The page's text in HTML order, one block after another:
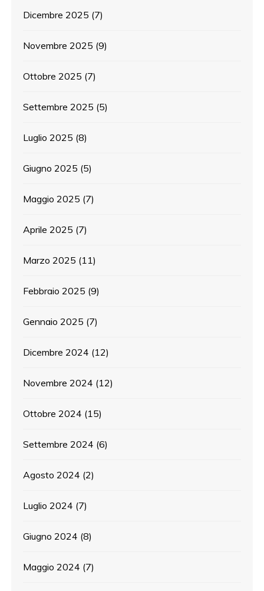
Dicembre 2025 (7)
Novembre 2025 (9)
Ottobre 2025 (7)
Settembre 2025 (5)
Luglio 2025 (8)
Giugno 2025 (5)
Maggio 2025 (7)
Aprile 2025 (7)
Marzo 2025 (11)
Febbraio 2025 (9)
Gennaio 2025 (7)
Dicembre 2024 (12)
Novembre 2024 (12)
Ottobre 2024 (15)
Settembre 2024 (6)
Agosto 2024 (2)
Luglio 2024 (7)
Giugno 2024 (8)
Maggio 2024 (7)